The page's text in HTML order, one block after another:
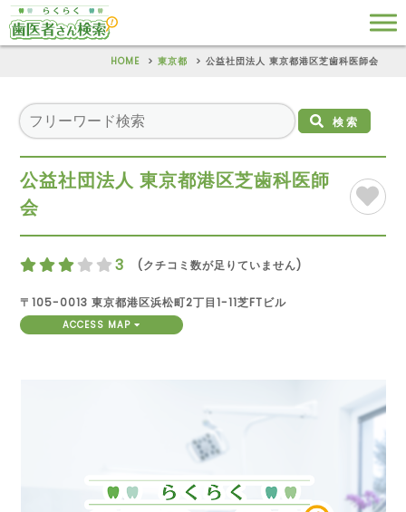
HOME 東京都 公益社団法人 東京都港区芝歯科医師会
検索
公益社団法人 東京都港区芝歯科医師
会
3 (クチコミ数が足りていません)
〒105-0013 東京都港区浜松町2丁目1-11芝FTビル
ACCESS MAP